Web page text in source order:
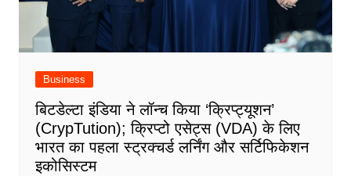
Business
बिटडेल्टा इंडिया ने लॉन्च किया ‘क्रिप्ट्यूशन’
(CrypTution); क्रिप्टो एसेट्स (VDA) के लिए
भारत का पहला स्ट्रक्चर्ड लर्निंग और सर्टिफिकेशन
इकोसिस्टम